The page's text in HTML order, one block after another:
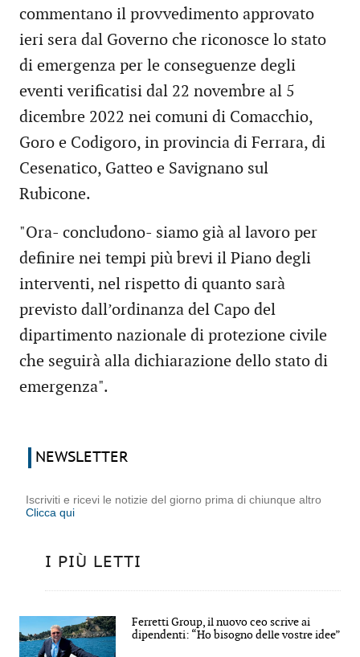
commentano il provvedimento approvato
ieri sera dal Governo che riconosce lo stato
di emergenza per le conseguenze degli
eventi verificatisi dal 22 novembre al 5
dicembre 2022 nei comuni di Comacchio,
Goro e Codigoro, in provincia di Ferrara, di
Cesenatico, Gatteo e Savignano sul
Rubicone.
"Ora- concludono- siamo già al lavoro per
definire nei tempi più brevi il Piano degli
interventi, nel rispetto di quanto sarà
previsto dall’ordinanza del Capo del
dipartimento nazionale di protezione civile
che seguirà alla dichiarazione dello stato di
emergenza".
NEWSLETTER
Iscriviti e ricevi le notizie del giorno prima di chiunque altro
Clicca qui
I PIÙ LETTI
Ferretti Group, il nuovo ceo scrive ai
dipendenti: “Ho bisogno delle vostre idee”